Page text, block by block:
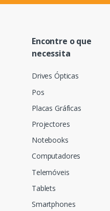
Encontre o que
necessita
Drives Ópticas
Pos
Placas Gráficas
Projectores
Notebooks
Computadores
Telemóveis
Tablets
Smartphones